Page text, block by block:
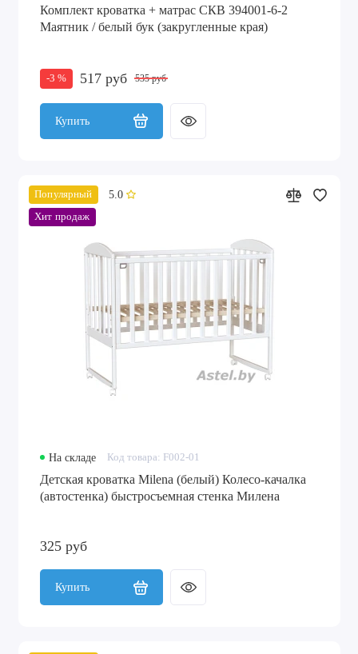
Комплект кроватка + матрас СКВ 394001-6-2
Маятник / белый бук (закругленные края)
-3 % 517 руб 535 руб
Купить
Популярный
Хит продаж
5.0
На складе Код товара: F002-01
Детская кроватка Milena (белый) Колесо-качалка
(автостенка) быстросъемная стенка Милена
325 руб
Купить